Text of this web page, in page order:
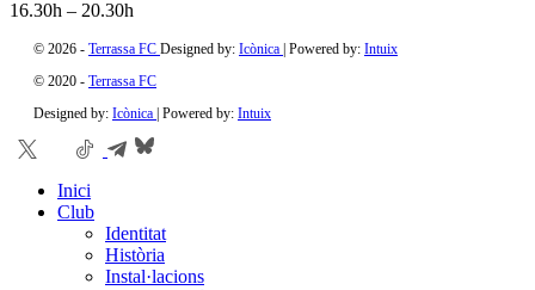
16.30h – 20.30h
© 2026 - Terrassa FC Designed by: Icònica | Powered by: Intuix
© 2020 - Terrassa FC
Designed by: Icònica | Powered by: Intuix
Inici
Club
Identitat
Història
Instal·lacions